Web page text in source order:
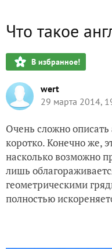
Что такое
В избранное!
wert
29 марта 2014,
Очень сложно описать
коротко. Конечно же,
насколько возможно
лишь
геометрическими
полностью